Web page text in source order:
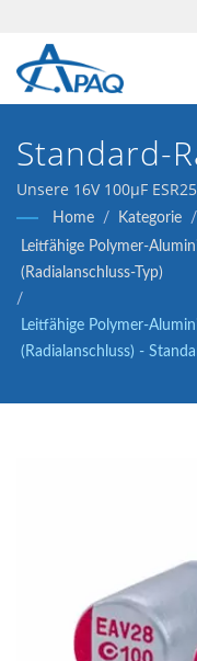
Standard-
2000
16V
Allgemeine
Unsere 16V 100μF
Festkondensatoren
Spannungsregler und
Home / Kategorie
/
Leitfähige Polymer-
(Radialanschluss-Typ)
/
Leitfähige Polymer-
(Radialanschluss) -